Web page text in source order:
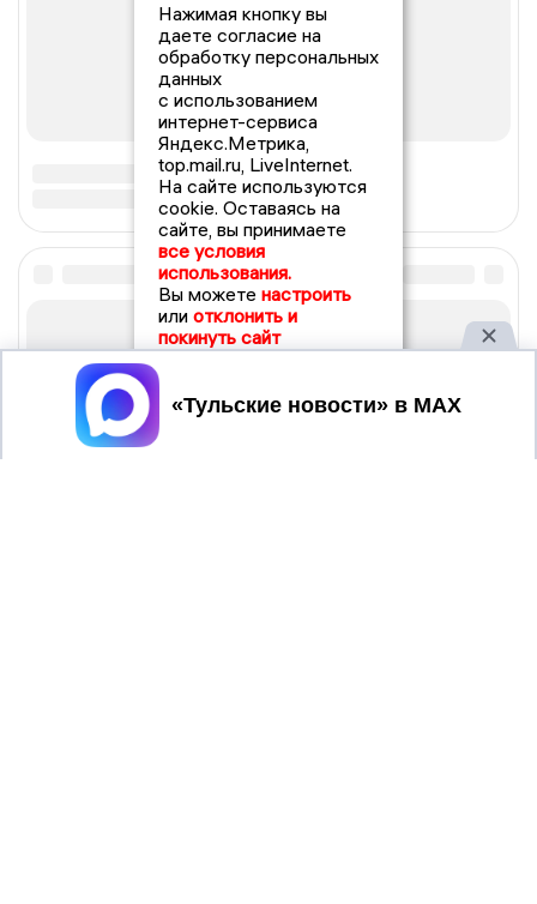
Нажимая кнопку вы
даете согласие на
обработку персональных
данных
с использованием
интернет-сервиса
Яндекс.Метрика,
top.mail.ru, LiveInternet.
На сайте используются
cookie. Оставаясь на
сайте, вы принимаете
все условия
использования.
Вы можете настроить
или отклонить и
покинуть сайт
Принять